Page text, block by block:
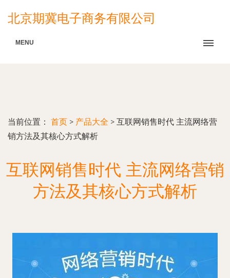
北京期冀电子商务有限公司
MENU
当前位置： 首页 > 产品大全 > 互联网销售时代 主流网络营
销方法及其核心方式解析
互联网销售时代 主流网络营销
方法及其核心方式解析